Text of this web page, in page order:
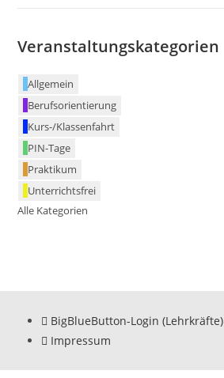
Veranstaltungskategorien
Allgemein
Berufsorientierung
Kurs-/Klassenfahrt
PIN-Tage
Praktikum
Unterrichtsfrei
Alle Kategorien
BigBlueButton-Login (Lehrkräfte)
Impressum